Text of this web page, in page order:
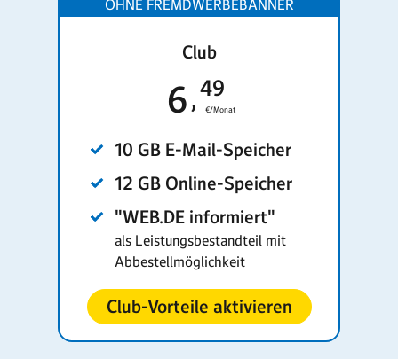
Club
6 49
€/Monat
10 GB E-Mail-Speicher
12 GB Online-Speicher
"WEB.DE informiert"
als Leistungsbestandteil mit
Abbestellmöglichkeit
Club-Vorteile aktivieren